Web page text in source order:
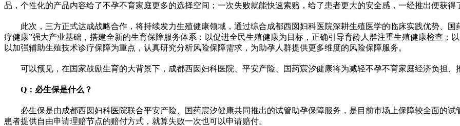
品，个性化的产品内容给了不孕不育家庭更多的选择空间；一次失败就能快速索赔，给了患者更大的安全感，一经推出便获得
此次，三方正式达成战略合作，将持续发力生殖健康领域，通过综合成都西囡妇科医院深耕生殖医学的临床实践优势、
疗健康”强大产业基础，搭建全新的生育保障服务体系：以促进全民生殖健康为目标，正确引导育龄人群注重生殖健康检查；
以加强辅助生殖技术诊疗保障为重点，认真研究分析风险保障需求，为助孕人群提供更多维度的风险保障服务。
可以预见，在国家鼓励生育的大背景下，成都西囡妇科医院、平安产险、国药宸汐健康将为减轻不孕不育家庭经济负担
Q：必生保是什么？
必生保是由成都西囡妇科医院联合平安产险、国药宸汐健康共同推出的试管助孕保障服务，是目前市场上保障较全面的
患者提供自由申请理赔节点的赔付方式，就算失败一次也可以申请赔付。